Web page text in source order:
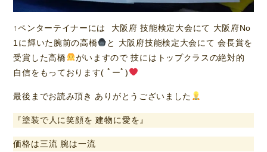
↑ペンターテイナーには 大阪府 技能検定大会にて 大阪府No
1に輝いた腕前の高橋
と 大阪府技能検定大会にて 会長賞を
受賞した高橋
がいますので 技にはトップクラスの絶対的
自信をもっております( ﾟーﾟ)
最後までお読み頂き ありがとうございました
『塗装で人に笑顔を 建物に愛を』
価格は三流 腕は一流